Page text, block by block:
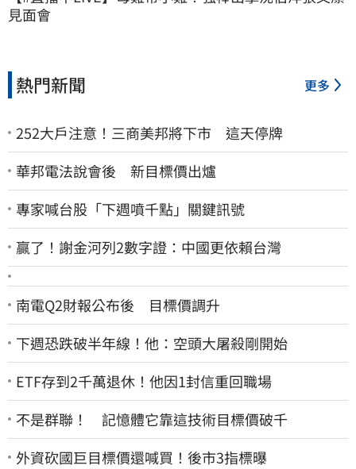
見面會
熱門新聞 更多
252大戶注意！三商美邦將下市 這天停牌
華邦電法說會後 新目標價出爐
專家喊台股「下週噴千點」關鍵訊號
贏了！謝金河列2數字證：中國更依賴台灣
南電Q2財報公布後 目標價調升
下週恐跌破半年線！他：空頭大屠殺剛開始
ETF存到2千萬退休！他因1封信重回職場
不是群聯！ 記憶體它靠這技術目標價破千
外資砍國巨目標價還喊買！後市3指標曝